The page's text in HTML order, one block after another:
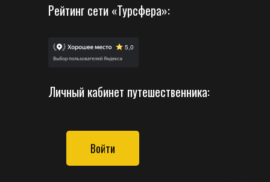
Рейтинг сети «Турсфера»:
Личный кабинет путешественника:
Войти